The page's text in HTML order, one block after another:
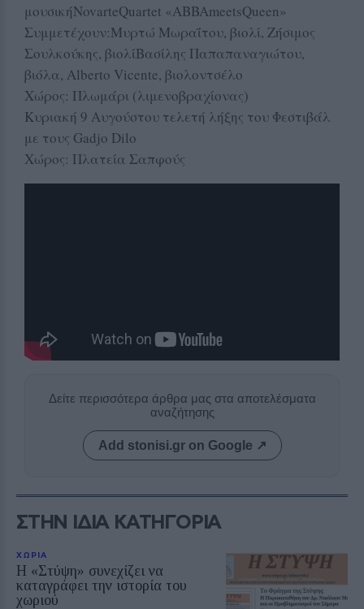
μουσικήNovarteQuartet «ABBAmeetsQueen»
Συμμετέχουν:Μυρτώ Μωραΐτου, βιολί, Ζήσιμος
Σουλκούκης, βιολίΒασίλης Παπαπαναγιώτου,
βιόλα, Alberto Vicente, βιολοντσέλο
Χώρος: Πλωμάρι (λιμενοβραχίονας)
Κυριακή 9 Αυγούστου τελετή λήξης του Φεστιβάλ
με τους Gadjo Dilo
Χώρος: Πλατεία Σαπφούς
Δείτε περισσότερα άρθρα μας στα αποτελέσματα
αναζήτησης
Add stonisi.gr on Google ↗
ΣΤΗΝ ΙΔΙΑ ΚΑΤΗΓΟΡΙΑ
ΧΩΡΙΑ
Η «Στύψη» συνεχίζει να
καταγράφει την ιστορία του
χωριού